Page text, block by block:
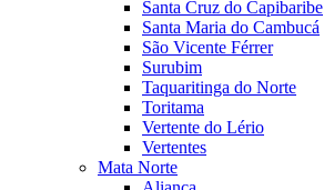
Santa Cruz do Capibaribe
Santa Maria do Cambucá
São Vicente Férrer
Surubim
Taquaritinga do Norte
Toritama
Vertente do Lério
Vertentes
Mata Norte